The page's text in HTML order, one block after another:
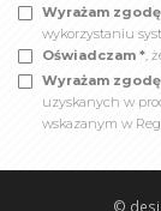
Wyrażam
wykorzystaniu
Oświadczam *,
Wyrażam
uzyskanych w
wskazanym w
©